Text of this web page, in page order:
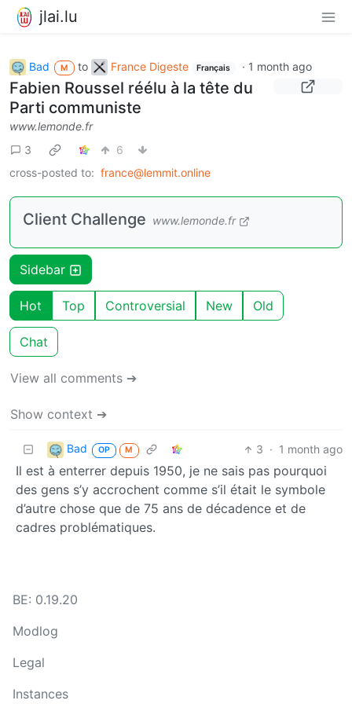
jlai.lu
Bad M to France Digeste Français · 1 month ago
Fabien Roussel réélu à la tête du
Parti communiste
www.lemonde.fr
3
6
cross-posted to: france@lemmit.online
Client Challenge www.lemonde.fr
Sidebar
Hot Top Controversial New Old
Chat
View all comments ➔
Show context ➔
Bad OP M 3 · 1 month ago
Il est à enterrer depuis 1950, je ne sais pas pourquoi
des gens s’y accrochent comme s’il était le symbole
d’autre chose que de 75 ans de décadence et de
cadres problématiques.
BE: 0.19.20
Modlog
Legal
Instances